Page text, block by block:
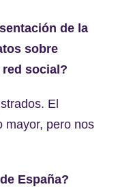
de la
sobre
social?
El
mayor, pero nos
España?